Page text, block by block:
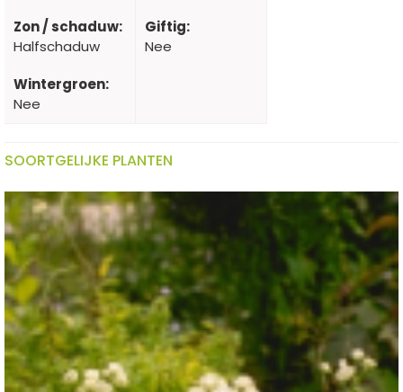
Zon / schaduw:
Halfschaduw
Wintergroen:
Nee
Giftig:
Nee
SOORTGELIJKE PLANTEN